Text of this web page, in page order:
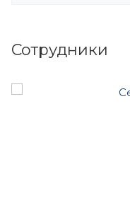
Сотрудники